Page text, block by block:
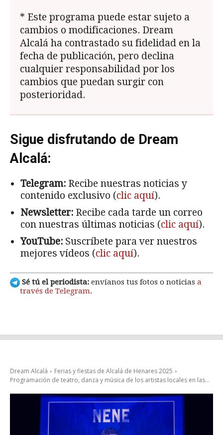
* Este programa puede estar sujeto a
cambios o modificaciones. Dream
Alcalá ha contrastado su fidelidad en la
fecha de publicación, pero declina
cualquier responsabilidad por los
cambios que puedan surgir con
posterioridad.
Sigue disfrutando de Dream
Alcalá:
Telegram: Recibe nuestras noticias y
contenido exclusivo (clic aquí).
Newsletter: Recibe cada tarde un correo
con nuestras últimas noticias (clic aquí).
YouTube: Suscríbete para ver nuestros
mejores vídeos (clic aquí).
Sé tú el periodista: envíanos tus fotos o noticias a
través de Telegram.